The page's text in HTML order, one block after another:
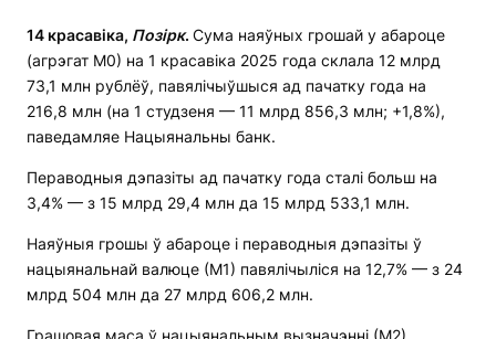
14 красавіка, Позірк. Сума наяўных грошай у абароце
(агрэгат М0) на 1 красавіка 2025 года склала 12 млрд
73,1 млн рублёў, павялічыўшыся ад пачатку года на
216,8 млн (на 1 студзеня — 11 млрд 856,3 млн; +1,8%),
паведамляе Нацыянальны банк.
Пераводныя дэпазіты ад пачатку года сталі больш на
3,4% — з 15 млрд 29,4 млн да 15 млрд 533,1 млн.
Наяўныя грошы ў абароце і пераводныя дэпазіты ў
нацыянальнай валюце (М1) павялічыліся на 12,7% — з 24
млрд 504 млн да 27 млрд 606,2 млн.
Грашовая маса ў нацыянальным вызначэнні (М2)